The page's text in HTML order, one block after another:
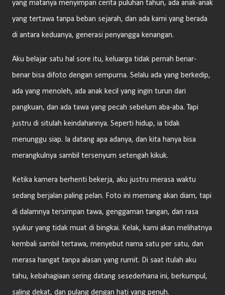
yang matanya menyimpan cerita puluhan tahun, ada anak-anak
yang tertawa tanpa beban sejarah, dan ada kami yang berada
di antara keduanya, generasi penyangga kenangan.
Aku belajar satu hal sore itu, keluarga tidak pernah benar-
benar bisa difoto dengan sempurna. Selalu ada yang berkedip,
ada yang menoleh, ada anak kecil yang ingin turun dari
pangkuan, dan ada tawa yang pecah sebelum aba-aba. Tapi
justru di situlah keindahannya. Seperti hidup, ia tidak
menunggu siap. Ia datang apa adanya, dan kita hanya bisa
merangkulnya sambil tersenyum setengah kikuk.
Ketika kamera berhenti bekerja, aku justru merasa waktu
sedang berjalan paling pelan. Foto ini memang akan diam, tapi
di dalamnya tersimpan tawa, genggaman tangan, dan rasa
syukur yang tidak muat di bingkai. Kelak, kami akan melihatnya
kembali sambil tertawa, menyebut nama satu per satu, dan
merasa hangat tanpa alasan yang rumit. Di saat itulah aku
tahu, kebahagiaan sering datang sesederhana ini, berkumpul,
saling dekat, dan pulang dengan hati yang penuh.